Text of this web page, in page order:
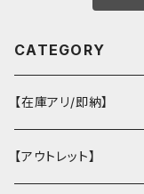
CATEGORY
【在庫アリ/即納】
【アウトレット】